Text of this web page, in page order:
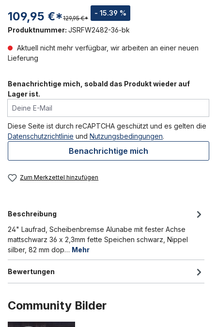
109,95 €* - 15.39 %
129,95 €*
Produktnummer: JSRFW2482-36-bk
Aktuell nicht mehr verfügbar, wir arbeiten an einer neuen
Lieferung
Benachrichtige mich, sobald das Produkt wieder auf
Lager ist.
Deine E-Mail
Diese Seite ist durch reCAPTCHA geschützt und es gelten die
Datenschutzrichtlinie und Nutzungsbedingungen.
Benachrichtige mich
Zum Merkzettel hinzufügen
Beschreibung
24" Laufrad, Scheibenbremse Alunabe mit fester Achse
mattschwarz 36 x 2,3mm fette Speichen schwarz, Nippel
silber, 82 mm dop… Mehr
Bewertungen
Community Bilder